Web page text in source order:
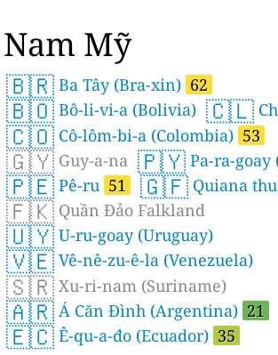
Nam Mỹ
🇧🇷 Ba Tây (Bra-xin) 62
🇧🇴 Bô-li-vi-a (Bolivia) 🇨🇱
🇨🇴 Cô-lôm-bi-a (Colombia) 53
🇬🇾 Guy-a-na 🇵🇾 Pa-ra-goay
🇵🇪 Pê-ru 51 🇬🇫 Quiana
🇫🇰 Quần Đảo Falkland
🇺🇾 U-ru-goay (Uruguay)
🇻🇪 Vê-nê-zu-ê-la (Venezuela)
🇸🇷 Xu-ri-nam (Suriname)
🇦🇷 Á Căn Đình (Argentina) 21
🇪🇨 Ê-qu-a-đo (Ecuador) 35